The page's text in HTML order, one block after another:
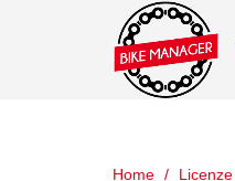
Home Licenze